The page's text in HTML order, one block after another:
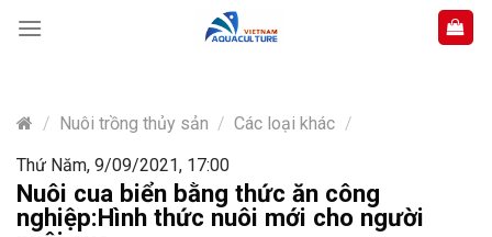
content
/ Nuôi trồng thủy sản / Các loại khác /
Thứ Năm, 9/09/2021, 17:00
Nuôi cua biển bằng thức ăn công
nghiệp:Hình thức nuôi mới cho người